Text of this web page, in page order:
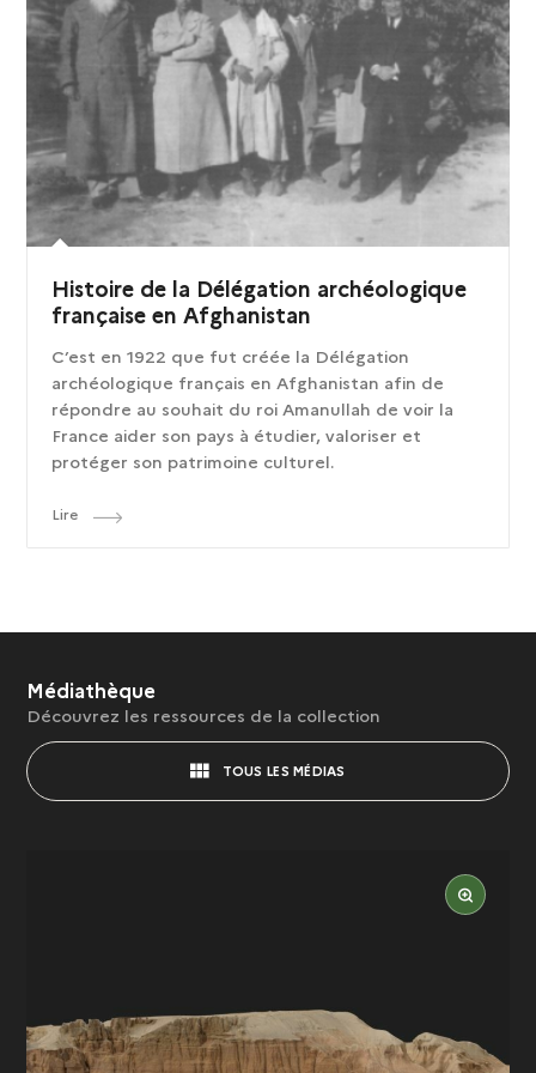
Histoire de la Délégation archéologique
française en Afghanistan
C’est en 1922 que fut créée la Délégation
archéologique français en Afghanistan afin de
répondre au souhait du roi Amanullah de voir la
France aider son pays à étudier, valoriser et
protéger son patrimoine culturel.
Lire
Médiathèque
Découvrez les ressources de la collection
TOUS LES MÉDIAS